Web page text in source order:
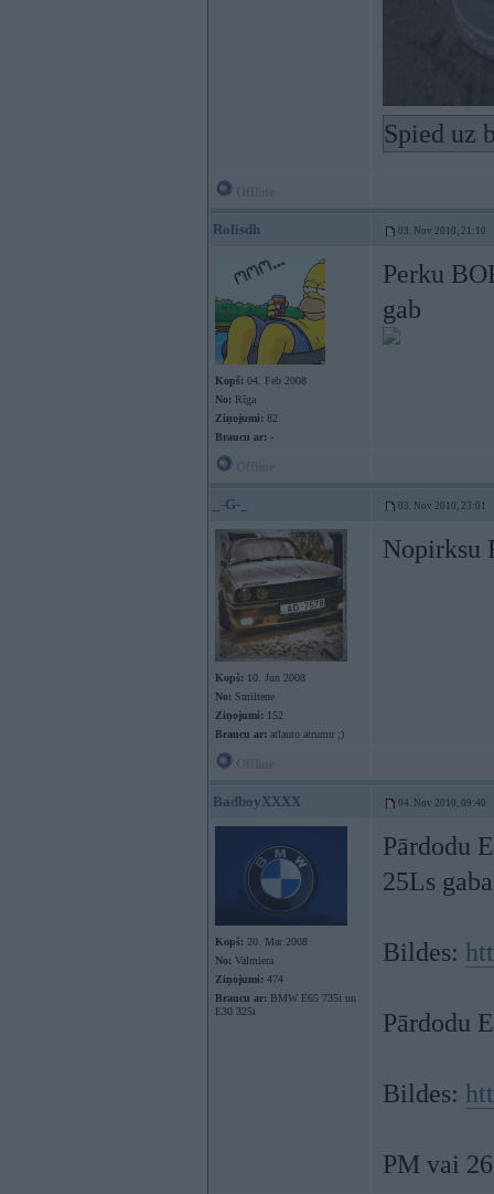
Spied uz
Rolisdh 03. Nov 2010, 21:10
Kopš: 04. Feb 2008
No: Rīga
Ziņojumi: 82
Braucu ar: -
Perku
gab
_-G-_ 03. Nov 2010, 23:01
Kopš: 10. Jun 2008
No: Smiltene
Ziņojumi: 152
Braucu ar: atlauto atrumu ;)
Nopirksu
BadboyXXXX 04. Nov 2010, 09:40
Kopš: 20. Mar 2008
No: Valmiera
Ziņojumi: 474
Braucu ar: BMW E65 735i un
E30 325i
Pārdodu
25Ls
Bildes:
Pārdodu
Bildes:
PM vai